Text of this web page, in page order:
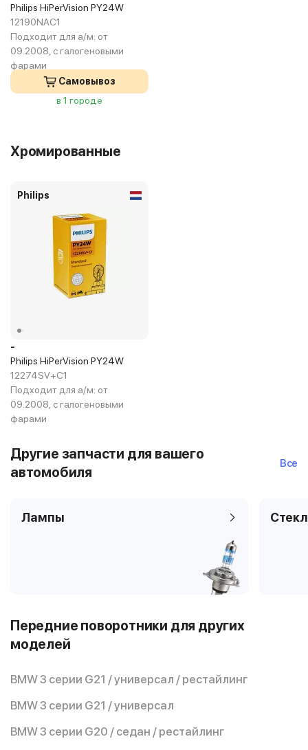
Philips HiPerVision PY24W
12190NAC1
Подходит для а/м: от
09.2008, с галогеновыми
фарами
Самовывоз
в 1 городе
Хромированные
Philips
-
Philips HiPerVision PY24W
12274SV+C1
Подходит для а/м: от
09.2008, с галогеновыми
фарами
Другие запчасти для вашего
автомобиля
Все
Лампы
Передние поворотники для других
моделей
BMW 3 серии G21 / универсал / рестайлинг
BMW 3 серии G21 / универсал
BMW 3 серии G20 / седан / рестайлинг